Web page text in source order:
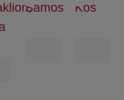
Samos Kos